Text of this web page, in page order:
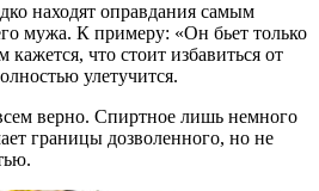
находят оправдания самым
мужа. К примеру: «Он бьет только
что стоит избавиться от
улетучится.
верно. Спиртное лишь немного
границы дозволенного, но не